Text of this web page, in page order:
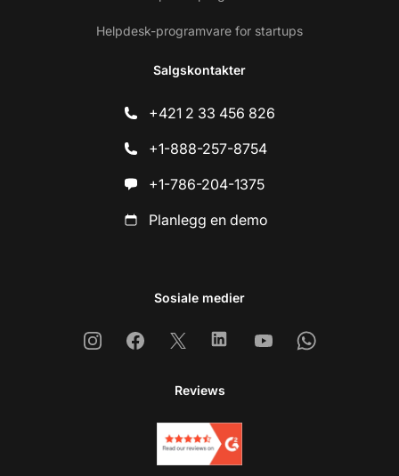
Helpdesk-programvare for startups
Salgskontakter
+421 2 33 456 826
+1-888-257-8754
+1-786-204-1375
Planlegg en demo
Sosiale medier
InstagramFacebook
X LinkedinYoutubeWhatsapp
Reviews